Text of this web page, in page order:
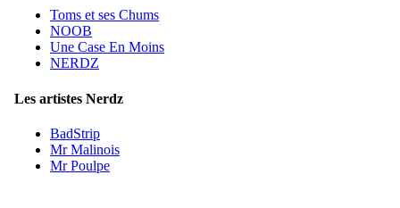
Toms et ses Chums
NOOB
Une Case En Moins
NERDZ
Les artistes Nerdz
BadStrip
Mr Malinois
Mr Poulpe